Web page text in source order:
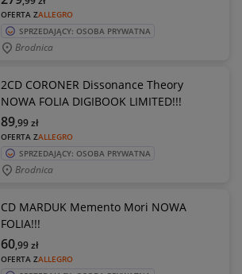
OFERTA ZALLEGRO
SPRZEDAJĄCY: OSOBA PRYWATNA
Brodnica
2CD CORONER Dissonance Theory
NOWA FOLIA DIGIBOOK LIMITED!!!
OFERTA ZALLEGRO
89,99zł
SPRZEDAJĄCY: OSOBA PRYWATNA
Brodnica
CD MARDUK Memento Mori NOWA
FOLIA!!!
OFERTA ZALLEGRO
60,99zł